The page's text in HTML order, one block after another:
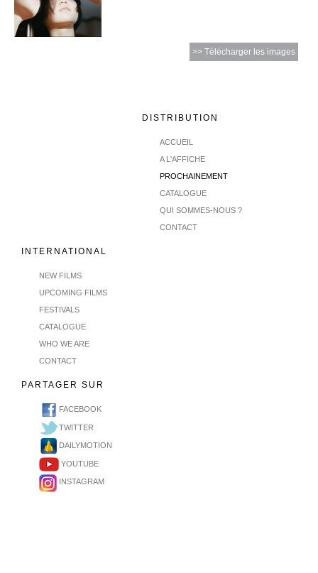
>> Télécharger les images
DISTRIBUTION
ACCUEIL
A L'AFFICHE
PROCHAINEMENT
CATALOGUE
QUI SOMMES-NOUS ?
CONTACT
INTERNATIONAL
NEW FILMS
UPCOMING FILMS
FESTIVALS
CATALOGUE
WHO WE ARE
CONTACT
PARTAGER SUR
FACEBOOK
TWITTER
DAILYMOTION
YOUTUBE
INSTAGRAM